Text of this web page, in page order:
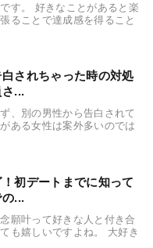
す。 好きなことがあると楽
ることで達成感を得ること
されちゃった時の対処
...
、別の男性から告白されて
ある女性は案外多いのでは
初デートまでに知って
...
願叶って好きな人と付き合
も嬉しいですよね。 大好き